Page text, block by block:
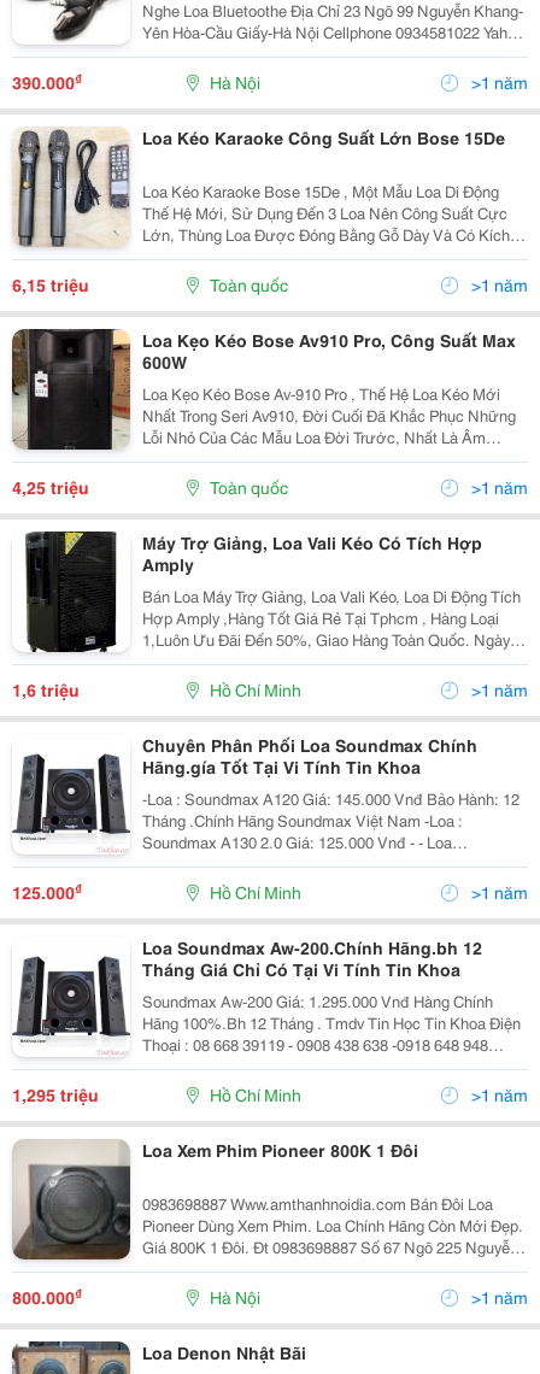
Nghe Loa Bluetoothe Địa Chỉ 23 Ngõ 99 Nguyễn Khang-
Yên Hòa-Cầu Giấy-Hà Nội Cellphone 0934581022 Yahoo
Khohangvietnam 390.000 Vnđ
390.000₫ Hà Nội >1 năm
Loa Kéo Karaoke Công Suất Lớn Bose 15De
Loa Kéo Karaoke Bose 15De , Một Mẫu Loa Di Động
Thế Hệ Mới, Sử Dụng Đến 3 Loa Nên Công Suất Cực
Lớn, Thùng Loa Được Đóng Bằng Gỗ Dày Và Có Kích
Thước Chiều Ngang Khoảng Gần 45Cm ( Nên Gọi
Chung Là Loa 4.5 Tấc) , Do Có Đầy Đủ Bass-Middle-
Treble Nên...
6,15 triệu Toàn quốc >1 năm
Loa Kẹo Kéo Bose Av910 Pro, Công Suất Max
600W
Loa Kẹo Kéo Bose Av-910 Pro , Thế Hệ Loa Kéo Mới
Nhất Trong Seri Av910, Đời Cuối Đã Khắc Phục Những
Lỗi Nhỏ Của Các Mẫu Loa Đời Trước, Nhất Là Âm
Thanh Được Hoàn Thiện Hơn, Nghe Nhạc Đã Hơn, Hát
Karaoke Hay Hơn Nhưng Giá Lại Không Hề Tăng Mà
Còn Rất
4,25 triệu Toàn quốc >1 năm
Máy Trợ Giảng, Loa Vali Kéo Có Tích Hợp
Amply
Bán Loa Máy Trợ Giảng, Loa Vali Kéo, Loa Di Động Tích
Hợp Amply ,Hàng Tốt Giá Rẻ Tại Tphcm , Hàng Loại
1,Luôn Ưu Đãi Đến 50%, Giao Hàng Toàn Quốc. Ngày
Hôm Nay Do Sự Bùng Nổ Của Khoa Học Kỹ Thuật Và
Do Sự Biến Đổi Của Thói Quen Sử Dụng Mà Thiết Bị
1,6 triệu Hồ Chí Minh >1 năm
Chuyên Phân Phối Loa Soundmax Chính
Hãng.gía Tốt Tại Vi Tính Tin Khoa
-Loa : Soundmax A120 Giá: 145.000 Vnđ Bảo Hành: 12
Tháng .Chính Hãng Soundmax Việt Nam -Loa :
Soundmax A130 2.0 Giá: 125.000 Vnđ - - Loa
Soundmax A150 Giá: 215.000 Vnđ - Loa Soundmax
A2100 Gá: 765.000 V
125.000₫ Hồ Chí Minh >1 năm
Loa Soundmax Aw-200.Chính Hãng.bh 12
Tháng Giá Chỉ Có Tại Vi Tính Tin Khoa
Soundmax Aw-200 Giá: 1.295.000 Vnđ Hàng Chính
Hãng 100%.Bh 12 Tháng . Tmdv Tin Học Tin Khoa Điện
Thoại : 08 668 39119 - 0908 438 638 -0918 648 948
341/20 Lạc Long Quân F5 Q11.Tphcm
Www.tinkhoa.com Https://Www.facebook.co
1,295 triệu Hồ Chí Minh >1 năm
Loa Xem Phim Pioneer 800K 1 Đôi
0983698887 Www.amthanhnoidia.com Bán Đôi Loa
Pioneer Dùng Xem Phim. Loa Chính Hãng Còn Mới Đẹp.
Giá 800K 1 Đôi. Đt 0983698887 Số 67 Ngõ 225 Nguyễn
Đức Cảnh,Hoàng Mai,Hn.
800.000₫ Hà Nội >1 năm
Loa Denon Nhật Bãi